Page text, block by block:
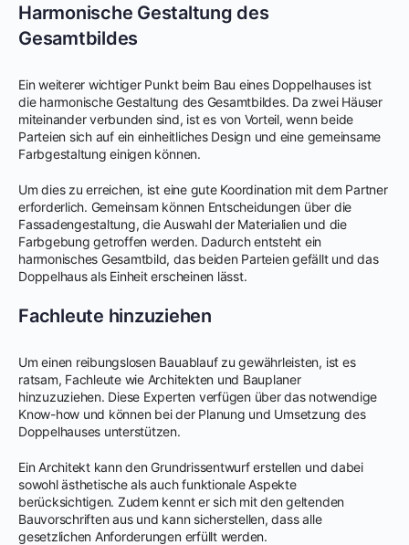
Harmonische Gestaltung des
Gesamtbildes
Ein weiterer wichtiger Punkt beim Bau eines Doppelhauses ist
die harmonische Gestaltung des Gesamtbildes. Da zwei Häuser
miteinander verbunden sind, ist es von Vorteil, wenn beide
Parteien sich auf ein einheitliches Design und eine gemeinsame
Farbgestaltung einigen können.
Um dies zu erreichen, ist eine gute Koordination mit dem Partner
erforderlich. Gemeinsam können Entscheidungen über die
Fassadengestaltung, die Auswahl der Materialien und die
Farbgebung getroffen werden. Dadurch entsteht ein
harmonisches Gesamtbild, das beiden Parteien gefällt und das
Doppelhaus als Einheit erscheinen lässt.
Fachleute hinzuziehen
Um einen reibungslosen Bauablauf zu gewährleisten, ist es
ratsam, Fachleute wie Architekten und Bauplaner
hinzuzuziehen. Diese Experten verfügen über das notwendige
Know-how und können bei der Planung und Umsetzung des
Doppelhauses unterstützen.
Ein Architekt kann den Grundrissentwurf erstellen und dabei
sowohl ästhetische als auch funktionale Aspekte
berücksichtigen. Zudem kennt er sich mit den geltenden
Bauvorschriften aus und kann sicherstellen, dass alle
gesetzlichen Anforderungen erfüllt werden.